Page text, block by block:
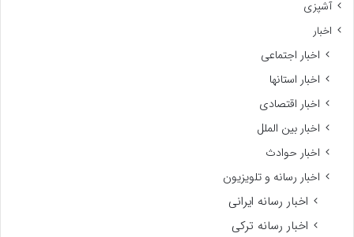
آشپزی
اخبار
اخبار اجتماعی
اخبار استانها
اخبار اقتصادی
اخبار بین الملل
اخبار حوادث
اخبار رسانه و تلویزیون
اخبار رسانه ایرانی
اخبار رسانه ترکی